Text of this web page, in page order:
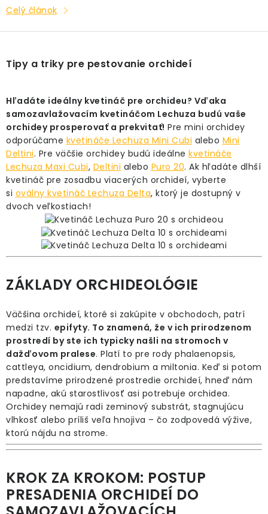
Celý článok
Tipy a triky pre pestovanie orchideí
Hľadáte ideálny kvetináč pre orchideu? Vďaka
samozavlažovacím kvetináčom Lechuza budú vaše
orchidey prosperovať a prekvitať! Pre mini orchidey
odporúčame kvetináče Lechuza Mini Cubi alebo Mini
Deltini. Pre väčšie orchidey budú ideálne kvetináče
Lechuza Maxi Cubi, Deltini alebo Puro 20. Ak hľadáte dlhší
kvetináč pre zosadbu viacerých orchideí, vyberte
si oválny kvetináč Lechuza Delta, ktorý je dostupný v
dvoch veľkostiach!
ZÁKLADY ORCHIDEOLÓGIE
Väčšina orchideí, ktoré si zakúpite v obchodoch, patrí
medzi tzv. epifyty. To znamená, že v ich prirodzenom
prostredí by ste ich typicky našli na stromoch v
dažďovom pralese. Platí to pre rody phalaenopsis,
cattleya, oncidium, dendrobium a miltonia. Keď si potom
predstavíme prirodzené prostredie orchideí, hneď nám
napadne, akú starostlivosť asi potrebuje orchidea.
Orchidey nemajú radi zeminový substrát, stagnujúcu
vlhkosť alebo príliš veľa hnojiva – čo zodpovedá výžive,
ktorú nájdu na strome.
KROK ZA KROKOM: POSTUP
PRESADENIA ORCHIDEÍ DO